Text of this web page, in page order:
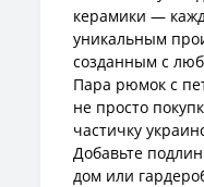
керамики —
уникальным
созданным с
Пара рюмок с
не просто
частичку
Добавьте
дом или